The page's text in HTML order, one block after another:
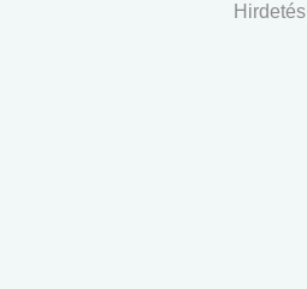
Hirdetés